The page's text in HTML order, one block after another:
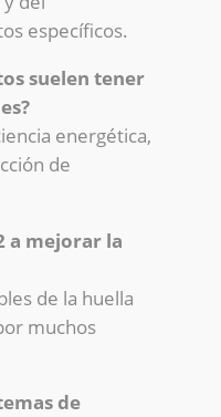
específicos.
suelen tener
energética,
de
a mejorar la
de la huella
muchos
de